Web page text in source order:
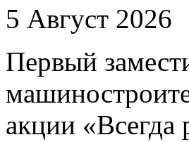
5 Август 2026
Первый
акции